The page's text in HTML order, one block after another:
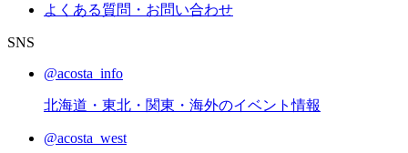
よくある質問・お問い合わせ
SNS
@acosta_info
北海道・東北・関東・海外のイベント情報
@acosta_west